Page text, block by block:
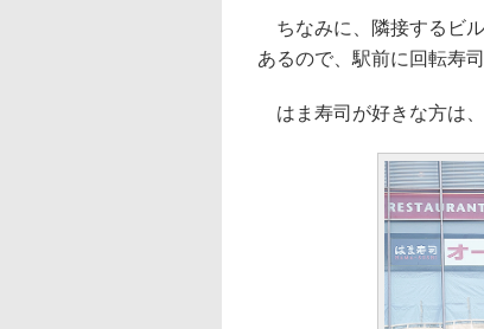
ちなみに、隣接するビ
あるので、駅前に回転寿
はま寿司が好きな方は、